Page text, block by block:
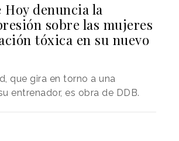
Hoy denuncia la
sobre las mujeres
tóxica en su nuevo
que gira en torno a una
entrenador, es obra de DDB.